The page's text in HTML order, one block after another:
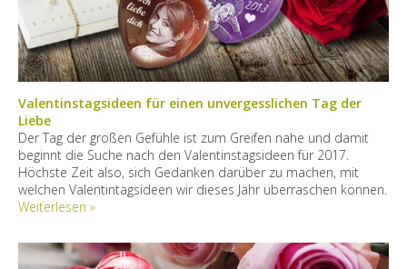
Valentinstagsideen für einen unvergesslichen Tag der
Liebe
Der Tag der großen Gefühle ist zum Greifen nahe und damit
beginnt die Suche nach den Valentinstagsideen für 2017.
Höchste Zeit also, sich Gedanken darüber zu machen, mit
welchen Valentintagsideen wir dieses Jahr überraschen können.
Weiterlesen »